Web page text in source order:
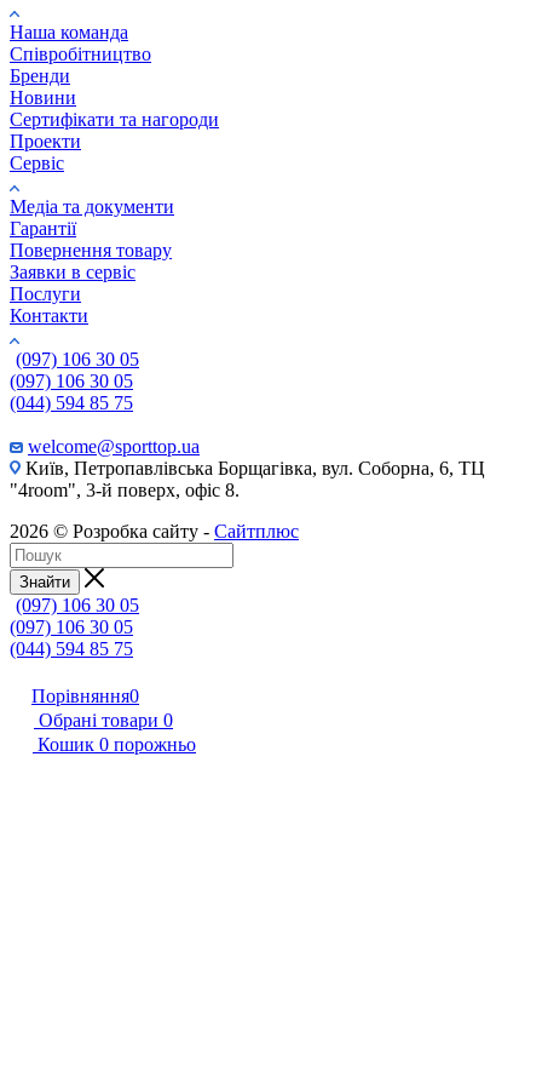
Наша команда
Співробітництво
Бренди
Новини
Сертифікати та нагороди
Проекти
Сервіс
Медіа та документи
Гарантії
Повернення товару
Заявки в сервіс
Послуги
Контакти
(097) 106 30 05
(097) 106 30 05
(044) 594 85 75
welcome@sporttop.ua
Київ, Петропавлівська Борщагівка, вул. Соборна, 6, ТЦ
"4room", 3-й поверх, офіс 8.
2026 © Розробка сайту - Сайтплюс
Знайти
(097) 106 30 05
(097) 106 30 05
(044) 594 85 75
Порівняння0
Обрані товари 0
Кошик 0 порожньо